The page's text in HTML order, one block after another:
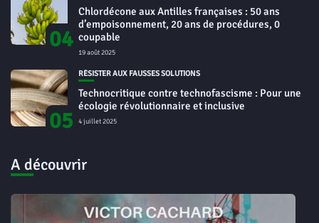
04
Chlordécone aux Antilles françaises : 50 ans
d’empoisonnement, 20 ans de procédures, 0
coupable
19 août 2025
05
RÉSISTER AUX FAUSSES SOLUTIONS
Technocritique contre technofascisme : Pour une
écologie révolutionnaire et inclusive
4 juillet 2025
A découvrir